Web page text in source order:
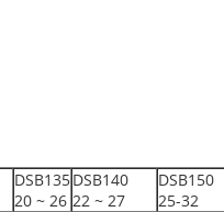
DSB135
20 ~ 26
DSB140
22 ~ 27
DSB150
25-32